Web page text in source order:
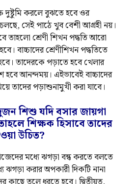
দুষ্টুমি করলে বুঝতে হবে ওর
সেই পাঠে খুব বেশী আগ্রহী নয়।
তাহলো শ্রেণী শিখন পদ্ধতি আরো
বাচ্চাদের শ্রেণীশিখন পদ্ধতিতে
তাদেরকে পড়াতে হবে খেলার
হবে আনন্দময়। এইভাবেই বাচ্চাদের
তাদের পড়াশুনামুখী করা যাবে।
দুজন শিশু যদি বসার জায়গা
শিক্ষক হিসাবে তাদের
উচিত?
মধ্যে ঝগড়া বন্ধ করতে বলতে
ঝগড়া করার অপকারী দিকটি নানা